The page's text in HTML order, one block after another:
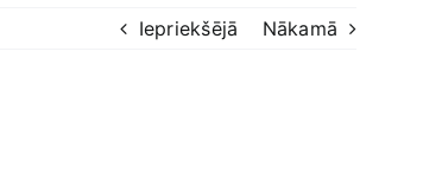
Iepriekšējā Nākamā